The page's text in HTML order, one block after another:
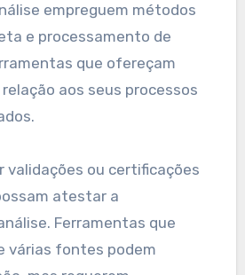
empreguem métodos
e processamento de
que ofereçam
aos seus processos
validações ou certificações
atestar a
Ferramentas que
várias fontes podem